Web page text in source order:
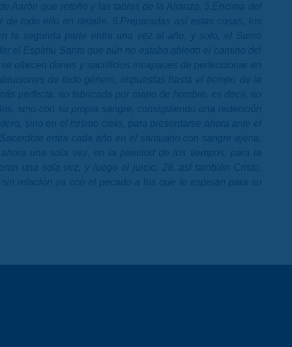
Aarón que retoño y las tablas de la Alianza. 5.Encima del
todo ello en detalle. 6.Preparadas así estas cosas, los
la segunda parte entra una vez al año, y solo, el Sumo
el Espíritu Santo que aún no estaba abierto el camino del
ofrecen dones y sacrificios incapaces de perfeccionar en
de todo género, impuestas hasta el tiempo de la
perfecta, no fabricada por mano de hombre, es decir, no
sino con su propia sangre, consiguiendo una redención
sino en el mismo cielo, para presentarse ahora ante el
entra cada año en el santuario con sangre ajena.
una sola vez, en la plenitud de los tiempos, para la
una sola vez, y luego el juicio, 28. así también Cristo,
relación ya con el pecado a los que le esperan para su